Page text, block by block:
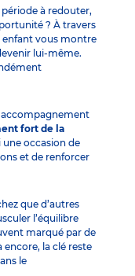
à redouter,
? À travers
enfant vous montre
lui-même.
accompagnement
fort de la
une occasion de
et de renforcer
que d’autres
l’équilibre
marqué par de
encore, la clé reste
le